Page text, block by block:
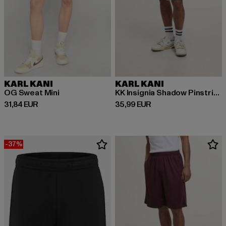
KARL KANI
OG Sweat Mini
31,84 EUR
Derzeitiger Preis: 31,84 EUR
KARL KANI
KK Insignia Shadow Pinstripe Soccer Shorts
35,99 EUR
Derzeitiger Preis: 35,99 EUR
-37%